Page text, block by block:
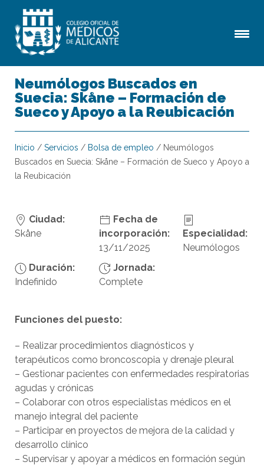
Neumólogos Buscados en
Suecia: Skåne – Formación de
Sueco y Apoyo a la Reubicación
Inicio / Servicios / Bolsa de empleo / Neumólogos
Buscados en Suecia: Skåne – Formación de Sueco y Apoyo a
la Reubicación
Ciudad:
Skåne
Fecha de
incorporación:
13/11/2025
Especialidad:
Neumólogos
Duración:
Indefinido
Jornada:
Complete
Funciones del puesto:
– Realizar procedimientos diagnósticos y
terapéuticos como broncoscopia y drenaje pleural
– Gestionar pacientes con enfermedades respiratorias
agudas y crónicas
– Colaborar con otros especialistas médicos en el
manejo integral del paciente
– Participar en proyectos de mejora de la calidad y
desarrollo clínico
– Supervisar y apoyar a médicos en formación según